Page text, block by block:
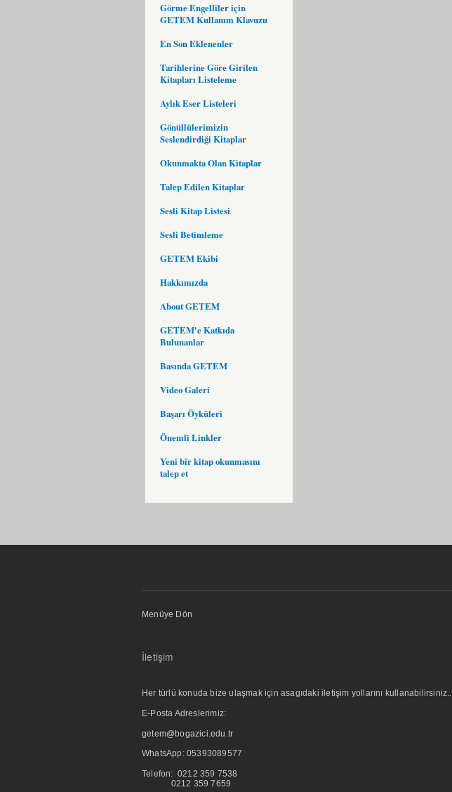
Görme Engelliler için
GETEM Kullanım Klavuzu
En Son Eklenenler
Tarihlerine Göre Girilen
Kitapları Listeleme
Aylık Eser Listeleri
Gönüllülerimizin
Seslendirdiği Kitaplar
Okunmakta Olan Kitaplar
Talep Edilen Kitaplar
Sesli Kitap Listesi
Sesli Betimleme
GETEM Ekibi
Hakkımızda
About GETEM
GETEM'e Katkıda
Bulunanlar
Basında GETEM
Video Galeri
Başarı Öyküleri
Önemli Linkler
Yeni bir kitap okunmasını
talep et
Menüye Dön
İletişim
Her türlü konuda bize ulaşmak için asagıdaki iletişim yollarını kullanabilirsiniz..
E-Posta Adreslerimiz:
getem@bogazici.edu.tr
WhatsApp: 05393089577
Telefon: 0212 359 7538
0212 359 7659